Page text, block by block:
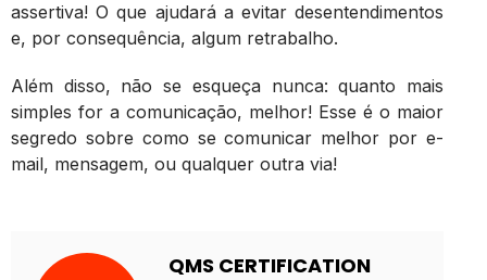
assertiva! O que ajudará a evitar desentendimentos
e, por consequência, algum retrabalho.
Além disso, não se esqueça nunca: quanto mais
simples for a comunicação, melhor! Esse é o maior
segredo sobre como se comunicar melhor por e-
mail, mensagem, ou qualquer outra via!
QMS CERTIFICATION